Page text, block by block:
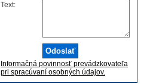
Text:
Informačná povinnosť prevádzkovateľa
pri spracúvaní osobných údajov.